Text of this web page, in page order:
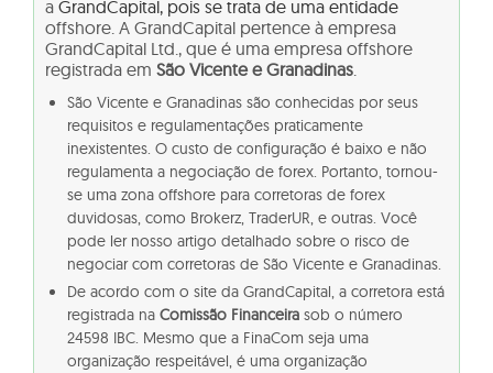
a GrandCapital, pois se trata de uma entidade
offshore. A GrandCapital pertence à empresa
GrandCapital Ltd., que é uma empresa offshore
registrada em São Vicente e Granadinas.
São Vicente e Granadinas são conhecidas por seus
requisitos e regulamentações praticamente
inexistentes. O custo de configuração é baixo e não
regulamenta a negociação de forex. Portanto, tornou-
se uma zona offshore para corretoras de forex
duvidosas, como Brokerz, TraderUR, e outras. Você
pode ler nosso artigo detalhado sobre o risco de
negociar com corretoras de São Vicente e Granadinas.
De acordo com o site da GrandCapital, a corretora está
registrada na Comissão Financeira sob o número
24598 IBC. Mesmo que a FinaCom seja uma
organização respeitável, é uma organização